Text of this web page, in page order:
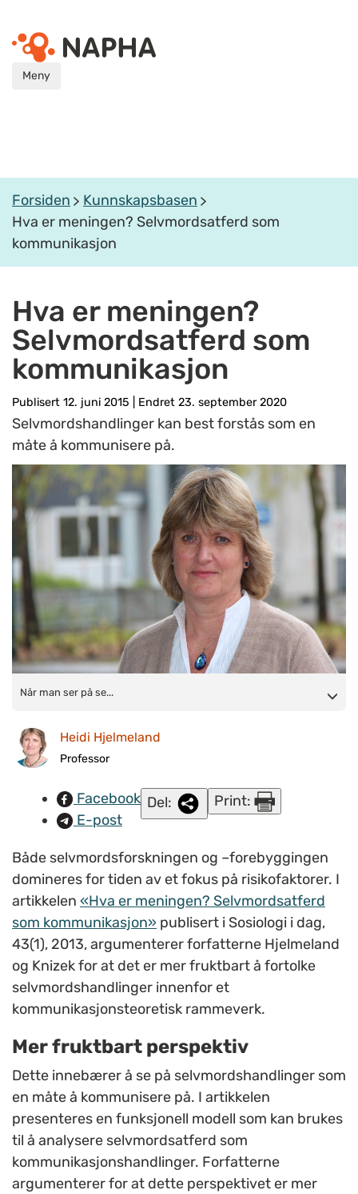
Meny
Forsiden
Kunnskapsbasen
Hva er meningen? Selvmordsatferd som
kommunikasjon
Hva er meningen?
Selvmordsatferd som
kommunikasjon
Publisert 12. juni 2015 Endret 23. september 2020
Selvmordshandlinger kan best forstås som en
måte å kommunisere på.
Når man ser på selvmordshandlinger som
mening handlingen har for den suicidale personen, skriver
Heidi Hjelmeland. FOTO: Roald Lund Fleiner/NAPHA.
Når man ser på se...
Heidi Hjelmeland
Professor
Facebook
E-post
Del: Print:
Både selvmordsforskningen og –forebyggingen
domineres for tiden av et fokus på risikofaktorer. I
artikkelen «Hva er meningen? Selvmordsatferd
som kommunikasjon» publisert i Sosiologi i dag,
43(1), 2013, argumenterer forfatterne Hjelmeland
og Knizek for at det er mer fruktbart å fortolke
selvmordshandlinger innenfor et
kommunikasjonsteoretisk rammeverk.
Mer fruktbart perspektiv
Dette innebærer å se på selvmordshandlinger som
en måte å kommunisere på. I artikkelen
presenteres en funksjonell modell som kan brukes
til å analysere selvmordsatferd som
kommunikasjonshandlinger. Forfatterne
argumenterer for at dette perspektivet er mer